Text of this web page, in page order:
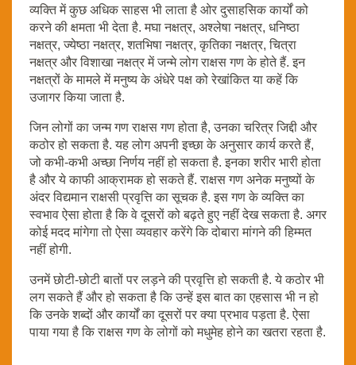
व्यक्ति में कुछ अधिक साहस भी लाता है ओर दुसाहसिक कार्यों को
करने की क्षमता भी देता है. मघा नक्षत्र, अश्लेषा नक्षत्र, धनिष्ठा
नक्षत्र, ज्येष्ठा नक्षत्र, शतभिषा नक्षत्र, कृतिका नक्षत्र, चित्रा
नक्षत्र और विशाखा नक्षत्र में जन्मे लोग राक्षस गण के होते हैं. इन
नक्षत्रों के मामले में मनुष्य के अंधेरे पक्ष को रेखांकित या कहें कि
उजागर किया जाता है.
जिन लोगों का जन्म गण राक्षस गण होता है, उनका चरित्र जिद्दी और
कठोर हो सकता है. यह लोग अपनी इच्छा के अनुसार कार्य करते हैं,
जो कभी-कभी अच्छा निर्णय नहीं हो सकता है. इनका शरीर भारी होता
है और ये काफी आक्रामक हो सकते हैं. राक्षस गण अनेक मनुष्यों के
अंदर विद्यमान राक्षसी प्रवृत्ति का सूचक है. इस गण के व्यक्ति का
स्वभाव ऐसा होता है कि वे दूसरों को बढ़ते हुए नहीं देख सकता है. अगर
कोई मदद मांगेगा तो ऐसा व्यवहार करेंगे कि दोबारा मांगने की हिम्मत
नहीं होगी.
उनमें छोटी-छोटी बातों पर लड़ने की प्रवृत्ति हो सकती है. ये कठोर भी
लग सकते हैं और हो सकता है कि उन्हें इस बात का एहसास भी न हो
कि उनके शब्दों और कार्यों का दूसरों पर क्या प्रभाव पड़ता है. ऐसा
पाया गया है कि राक्षस गण के लोगों को मधुमेह होने का खतरा रहता है.